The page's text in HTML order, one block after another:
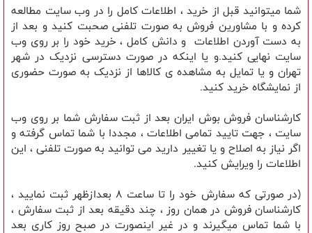
شما میتوانید قبل از خرید ، اطلاعات کامل را در وب سایت مطالعه
کرده و با مشاورین فروش به صورت تلفنی صحبت کنید و بعد از
به دست آوردن اطلاعات و دانش کامل ، خرید خود را بر روی وب
سایت نهایی کنید.و یا اینکه در صورت دسترسی نزدیک در شهر
تهران و یا تمایل به مشاهده ی کالاها از نزدیک به صورت حضوری
از نمایشگاه خرید کنید.
کارشناسان فروش بوش ایران بعد از ثبت سفارش شما بر روی وب
سایت ، جهت تایید تمامی اطلاعات ، مجددا با شما تماس گرفته و
اگر نیاز به اصلاح و یا تغییر دارید می توانید به صورت تلفنی ، این
اطلاعات را ویرایش کنید.
(در صورتی که سفارش خود را تا ساعت 8 بعدازظهر ثبت نمایید ،
کارشناسان فروش در همان روز ، چند دقیقه بعد از ثبت سفارش ،
با شما تماس میگیرند و در غیر اینصورت در صبح روز کاری بعد